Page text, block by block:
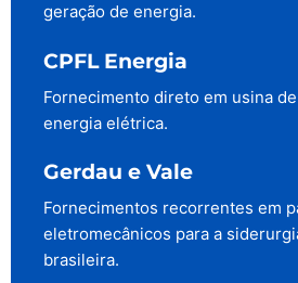
geração de energia.
CPFL Energia
Fornecimento direto em usina
energia elétrica.
Gerdau e Vale
Fornecimentos recorrentes em
eletromecânicos para a
brasileira.